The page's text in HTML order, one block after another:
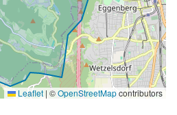
Leaflet | ©OpenStreetMapcontributors